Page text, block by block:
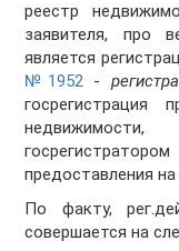
реестр
заявителя, про
является
№1952-
госрегистрация
предоставления
По факту,
совершается на